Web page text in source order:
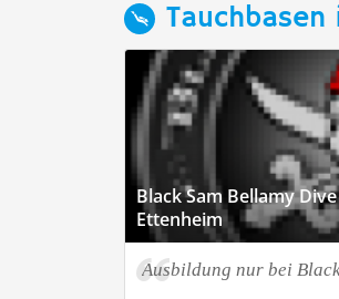
Black Sam Bellamy
Ettenheim
Ausbildung nur bei